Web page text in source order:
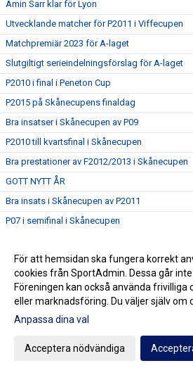
Amin Sarr klar för Lyon
Utvecklande matcher för P2011 i Viffecupen
Matchpremiär 2023 för A-laget
Slutgiltigt serieindelningsförslag för A-laget
P2010 i final i Peneton Cup
P2015 på Skånecupens finaldag
Bra insatser i Skånecupen av P09
P2010 till kvartsfinal i Skånecupen
Bra prestationer av F2012/2013 i Skånecupen
GOTT NYTT ÅR
Bra insats i Skånecupen av P2011
P07 i semifinal i Skånecupen
Lycka till Noah
Fin teknisk fotboll av P2013 i Skånecupen
Spänning och underhållning med P2014 i
Köp Bingolotter till Nyårsafton av Kulladals FF
För att hemsidan ska fungera korrekt
cookies från SportAdmin. Dessa går
Föreningen kan också använda frivilliga
eller marknadsföring. Du väljer själv om
Anpassa dina val
Acceptera nödvändiga